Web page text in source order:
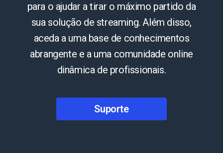
para o ajudar a tirar o máximo partido da
sua solução de streaming. Além disso,
aceda a uma base de conhecimentos
abrangente e a uma comunidade online
dinâmica de profissionais.
Suporte